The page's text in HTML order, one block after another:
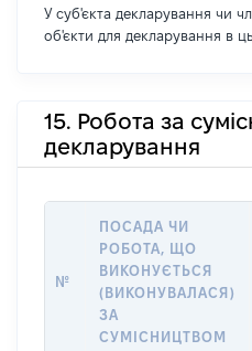
У суб'єкта декларування чи
об'єкти для декларування в
15. Робота за
декларування
№
ПОСАДА ЧИ
РОБОТА, ЩО
ВИКОНУЄТЬСЯ
(ВИКОНУВАЛАСЯ)
ЗА
СУМІСНИЦТВОМ